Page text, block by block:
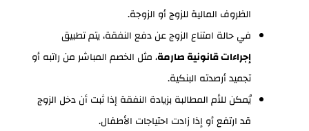
الظروف المالية للزوج أو الزوجة.
في حالة امتناع الزوج عن دفع النفقة، يتم تطبيق
إجراءات قانونية صارمة، مثل الخصم المباشر من راتبه أو
تجميد أرصدته البنكية.
يُمكن للأم المطالبة بزيادة النفقة إذا ثبت أن دخل الزوج
قد ارتفع أو إذا زادت احتياجات الأطفال.